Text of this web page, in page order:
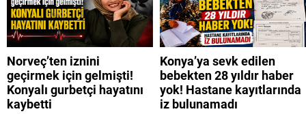
Norveç’ten iznini
geçirmek için gelmişti!
Konyalı gurbetçi hayatını
kaybetti
Konya’ya sevk edilen
bebekten 28 yıldır haber
yok! Hastane kayıtlarında
iz bulunamadı